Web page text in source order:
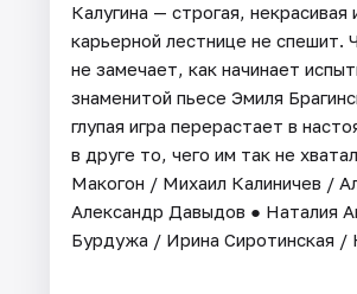
Калугина — строгая,
карьерной лестнице не спешит.
не замечает, как начинает
знаменитой пьесе Эмиля
глупая игра перерастает в
в друге то, чего им так не
Макогон / Михаил Калиничев /
Александр Давыдов ● Наталия
Бурдужа / Ирина Сиротинская /